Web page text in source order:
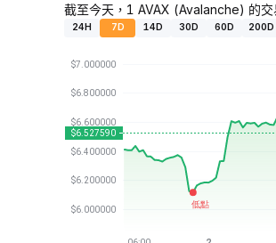
截至今天，1 AVAX (Avalanche) 的
24H 7D 14D 30D 60D 200D